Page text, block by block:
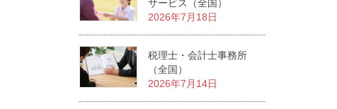
サービス（全国）
2026年7月18日
税理士・会計士事務所
（全国）
2026年7月14日